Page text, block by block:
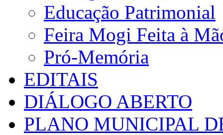
Educação Patrimonial
Feira Mogi Feita à
Pró-Memória
EDITAIS
DIÁLOGO ABERTO
PLANO MUNICIPAL